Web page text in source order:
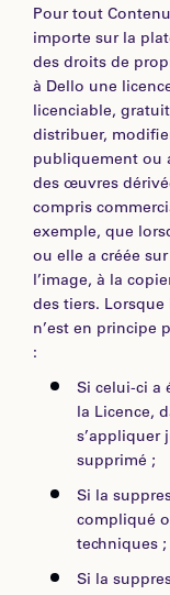
Pour tout
importe sur la
des droits de
à Dello une
licenciable,
distribuer,
publiquement ou
des œuvres
compris
exemple, que
ou elle a créée
l’image, à la
des tiers.
n’est en principe
:
Si celui-ci a
la Licence,
s’appliquer
supprimé ;
Si la
compliqué
techniques ;
Si la